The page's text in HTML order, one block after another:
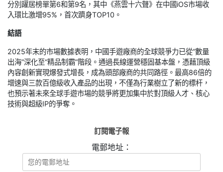
分別躍居榜單第6和第9名，其中《燕雲十六聲》在中國iOS市場收
入環比激增95%，首次躋身TOP10。
結語
2025年末的市場數據表明，中國手遊廠商的全球競爭力已從“數量
出海”深化至“精品制霸”階段。通過長線運營穩固基本盤，憑藉頂級
內容創新實現爆發式增長，成為頭部廠商的共同路徑。最高86倍的
增速與三款百億級收入產品的出現，不僅為行業樹立了新的標杆，
也預示著未來全球手遊市場的競爭將更加集中於對頂級人才、核心
技術與超級IP的爭奪。
訂閱電子報
電郵地址：